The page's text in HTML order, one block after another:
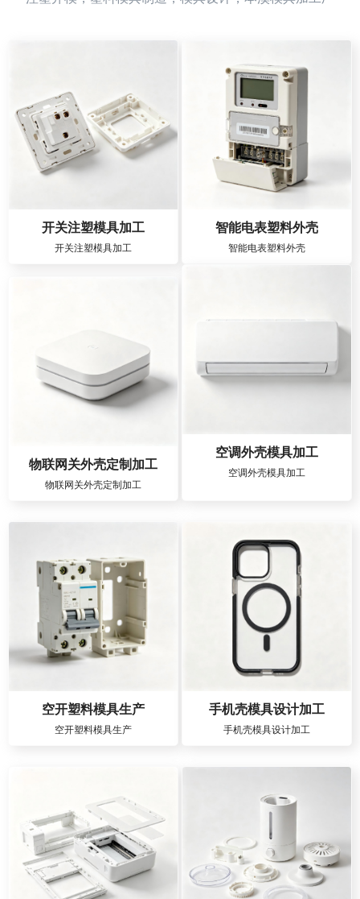
开关注塑模具加工
开关注塑模具加工
智能电表塑料外壳
智能电表塑料外壳
物联网关外壳定制加工
物联网关外壳定制加工
空调外壳模具加工
空调外壳模具加工
空开塑料模具生产
空开塑料模具生产
手机壳模具设计加工
手机壳模具设计加工